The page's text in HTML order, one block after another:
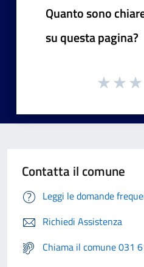
Quanto sono
su questa pagina?
Contatta il comune
Leggi le domande
Richiedi Assistenza
Chiama il comune 031